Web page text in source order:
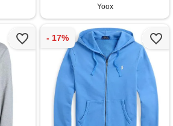
Yoox